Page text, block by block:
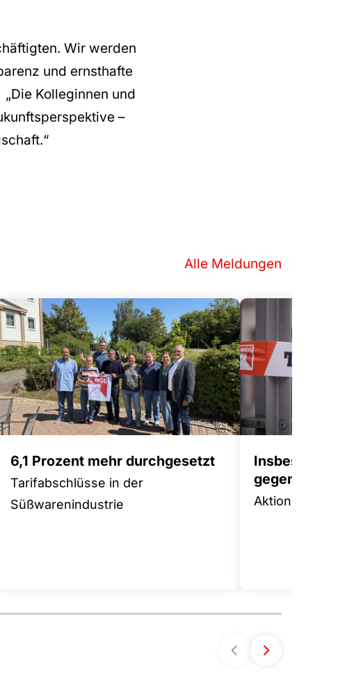
Wir werden
und ernsthafte
Kolleginnen und
–
Alle Meldungen
6,1 Prozent mehr durchgesetzt
Tarifabschlüsse in der
Süßwarenindustrie
Insbesondere
gegen
Aktionsplan für